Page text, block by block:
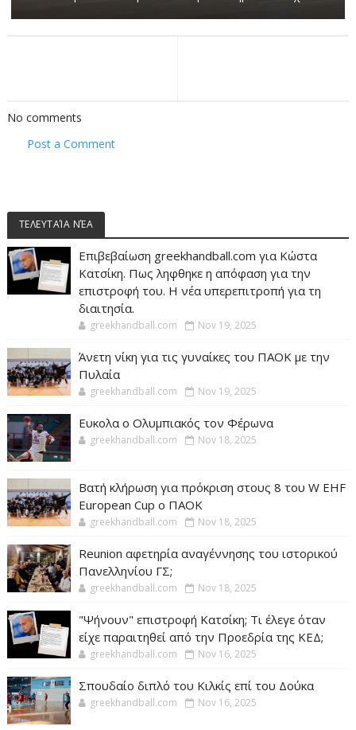
No comments
Post a Comment
ΤΕΛΕΥΤΑΊΑ ΝΈΑ
Επιβεβαίωση greekhandball.com για Κώστα
Κατσίκη. Πως ληφθηκε η απόφαση για την
επιστροφή του. Η νέα υπερεπιτροπή για τη
διαιτησία.
greekhandball.com Nov 19, 2025
Άνετη νίκη για τις γυναίκες του ΠΑΟΚ με την
Πυλαία
greekhandball.com Nov 19, 2025
Ευκολα ο Ολυμπιακός τον Φέρωνα
greekhandball.com Nov 18, 2025
Βατή κλήρωση για πρόκριση στους 8 του W EHF
European Cup ο ΠΑΟΚ
greekhandball.com Nov 18, 2025
Reunion αφετηρία αναγέννησης του ιστορικού
Πανελληνίου ΓΣ;
greekhandball.com Nov 18, 2025
"Ψήνουν" επιστροφή Κατσίκη; Τι έλεγε όταν
είχε παραιτηθεί από την Προεδρία της ΚΕΔ;
greekhandball.com Nov 16, 2025
Σπουδαίο διπλό του Κιλκίς επί του Δούκα
greekhandball.com Nov 16, 2025